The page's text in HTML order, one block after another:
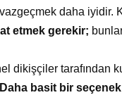
daha iyidir.
etmek gerekir;
dikişçiler tarafından
Daha basit bir